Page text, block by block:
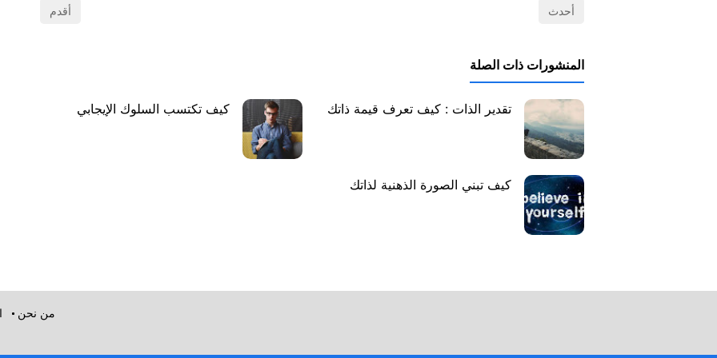
أحدث أقدم
المنشورات ذات الصلة
تقدير الذات : كيف تعرف قيمة ذاتك كيف تكتسب السلوك الإيجابي
كيف تبني الصورة الذهنية لذاتك
من نحن